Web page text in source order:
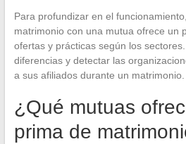
Para profundizar en el
matrimonio con una mutua ofrece un
ofertas y prácticas según los
diferencias y detectar las
a sus afiliados durante un matrimonio.
¿Qué mutuas
prima de